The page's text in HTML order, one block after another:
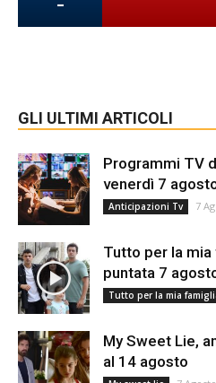
GLI ULTIMI ARTICOLI
Programmi TV
venerdì 7
Anticipazioni Tv 7
Tutto per la
puntata 7
Tutto per la mia
My Sweet Lie,
al 14 agosto